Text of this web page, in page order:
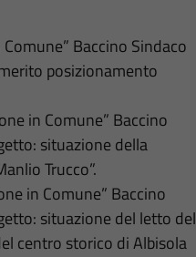
Baccino Sindaco
posizionamento
in Comune” Baccino
situazione della
Trucco”.
in Comune” Baccino
situazione del letto del
centro storico di Albisola